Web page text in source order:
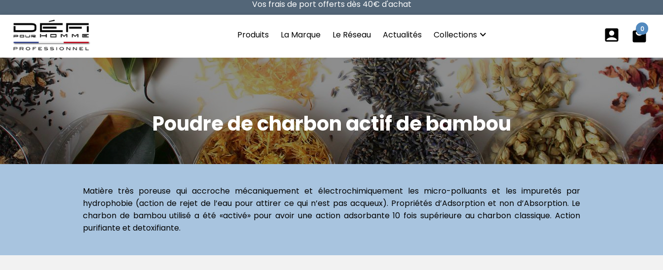
Retrouvez la sélection des Best Of ici
Produits
La Marque Le Réseau Actualités Collectionskeyboard_arrow_down account_box local_mall
0
Poudre de charbon actif de bambou
Matière très poreuse qui accroche mécaniquement et électrochimiquement les micro-polluants et les impuretés par
hydrophobie (action de rejet de l’eau pour attirer ce qui n’est pas acqueux). Propriétés d’Adsorption et non d’Absorption. Le
charbon de bambou utilisé a été «activé» pour avoir une action adsorbante 10 fois supérieure au charbon classique. Action
purifiante et detoxifiante.